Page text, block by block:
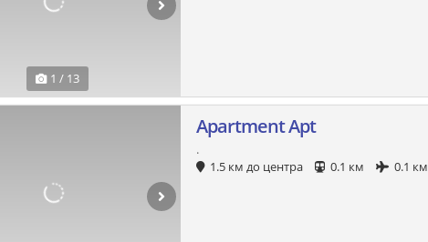
1 / 13
Apartment Apt
.
1.5 км до центра
0.1 км 0.1 км